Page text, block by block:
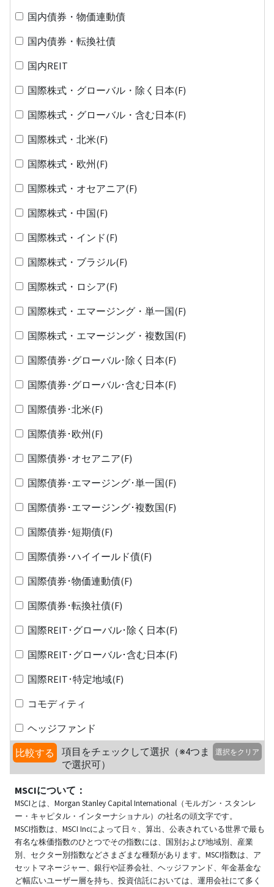
国内債券・物価連動債
国内債券・転換社債
国内REIT
国際株式・グローバル・除く日本(F)
国際株式・グローバル・含む日本(F)
国際株式・北米(F)
国際株式・欧州(F)
国際株式・オセアニア(F)
国際株式・中国(F)
国際株式・インド(F)
国際株式・ブラジル(F)
国際株式・ロシア(F)
国際株式・エマージング・単一国(F)
国際株式・エマージング・複数国(F)
国際債券･グローバル･除く日本(F)
国際債券･グローバル･含む日本(F)
国際債券･北米(F)
国際債券･欧州(F)
国際債券･オセアニア(F)
国際債券･エマージング･単一国(F)
国際債券･エマージング･複数国(F)
国際債券･短期債(F)
国際債券･ハイイールド債(F)
国際債券･物価連動債(F)
国際債券･転換社債(F)
国際REIT･グローバル･除く日本(F)
国際REIT･グローバル･含む日本(F)
国際REIT･特定地域(F)
コモディティ
ヘッジファンド
比較する
項目をチェックして選択（※4つま
で選択可）
選択をクリア
MSCIについて：
MSCIとは、Morgan Stanley Capital International（モルガン・スタンレ
ー・キャピタル・インターナショナル）の社名の頭文字です。
MSCI指数は、MSCI Incによって日々、算出、公表されている世界で最も
有名な株価指数のひとつでその指数には、国別および地域別、産業
別、セクター別指数などさまざまな種類があります。MSCI指数は、ア
セットマネージャー、銀行や証券会社、ヘッジファンド、年金基金な
ど幅広いユーザー層を持ち、投資信託においては、運用会社にて多く